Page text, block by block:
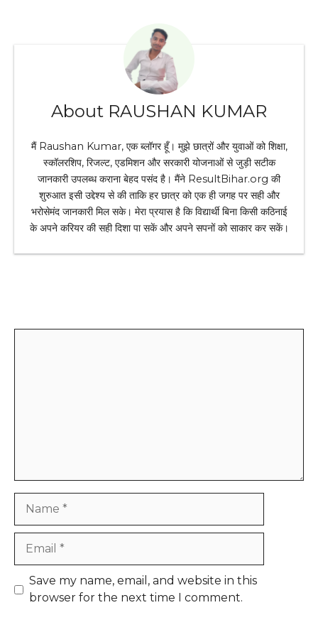
About RAUSHAN KUMAR
मैं Raushan Kumar, एक ब्लॉगर हूँ। मुझे छात्रों और युवाओं को शिक्षा,
स्कॉलरशिप, रिजल्ट, एडमिशन और सरकारी योजनाओं से जुड़ी सटीक
जानकारी उपलब्ध कराना बेहद पसंद है। मैंने ResultBihar.org की
शुरुआत इसी उद्देश्य से की ताकि हर छात्र को एक ही जगह पर सही और
भरोसेमंद जानकारी मिल सके। मेरा प्रयास है कि विद्यार्थी बिना किसी कठिनाई
के अपने करियर की सही दिशा पा सकें और अपने सपनों को साकार कर सकें।
Save my name, email, and website in this
browser for the next time I comment.